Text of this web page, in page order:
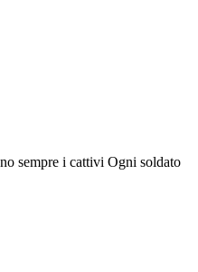
sempre i cattivi Ogni soldato